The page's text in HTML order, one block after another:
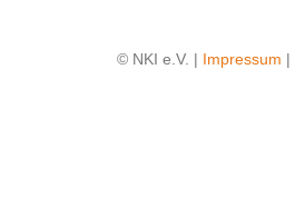
© NKI e.V. | Impressum |